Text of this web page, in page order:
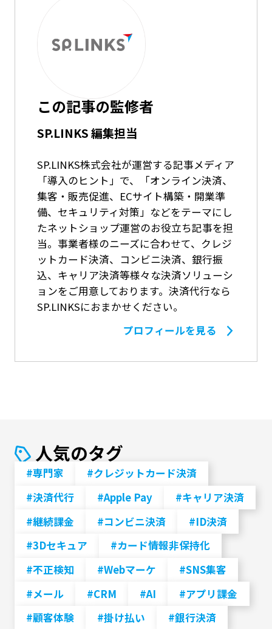
この記事の監修者
SP.LINKS 編集担当
SP.LINKS株式会社が運営する記事メディア
「導入のヒント」で、「オンライン決済、
集客・販売促進、ECサイト構築・開業準
備、セキュリティ対策」などをテーマにし
たネットショップ運営のお役立ち記事を担
当。事業者様のニーズに合わせて、クレジ
ットカード決済、コンビニ決済、銀行振
込、キャリア決済等様々な決済ソリューシ
ョンをご用意しております。決済代行なら
SP.LINKSにおまかせください。
プロフィールを見る
人気のタグ
#専門家
#クレジットカード決済
#決済代行
#Apple Pay
#キャリア決済
#継続課金
#コンビニ決済
#ID決済
#3Dセキュア
#カード情報非保持化
#不正検知
#Webマーケ
#SNS集客
#メール
#CRM #AI
#アプリ課金
#顧客体験
#掛け払い #銀行決済